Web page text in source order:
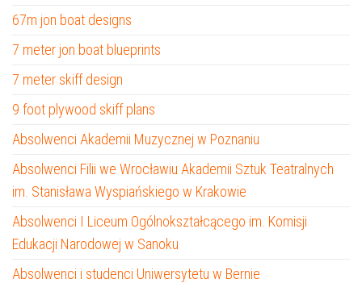
67m jon boat designs
7 meter jon boat blueprints
7 meter skiff design
9 foot plywood skiff plans
Absolwenci Akademii Muzycznej w Poznaniu
Absolwenci Filii we Wrocławiu Akademii Sztuk Teatralnych
im. Stanisława Wyspiańskiego w Krakowie
Absolwenci I Liceum Ogólnokształcącego im. Komisji
Edukacji Narodowej w Sanoku
Absolwenci i studenci Uniwersytetu w Bernie